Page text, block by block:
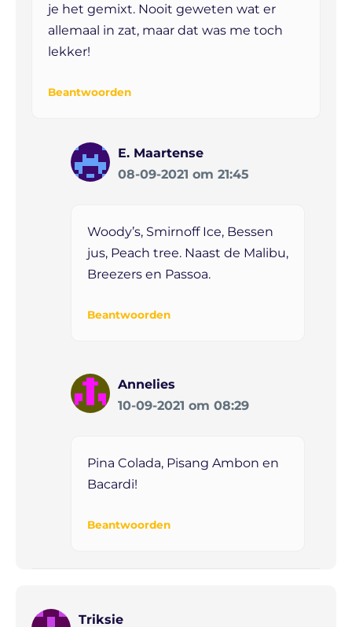
je het gemixt. Nooit geweten wat er
allemaal in zat, maar dat was me toch
lekker!
Beantwoorden
E. Maartense
08-09-2021 om 21:45
Woody’s, Smirnoff Ice, Bessen
jus, Peach tree. Naast de Malibu,
Breezers en Passoa.
Beantwoorden
Annelies
10-09-2021 om 08:29
Pina Colada, Pisang Ambon en
Bacardi!
Beantwoorden
Triksie